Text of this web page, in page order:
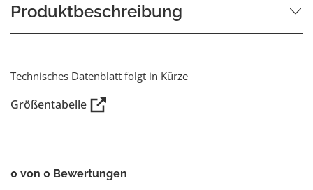
Produktbeschreibung
Technisches Datenblatt folgt in Kürze
Größentabelle
0 von 0 Bewertungen